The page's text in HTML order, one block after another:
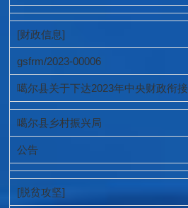
[财政信息]
gsfrm/2023-00006
噶尔县乡村振兴局
公告
[脱贫攻坚]